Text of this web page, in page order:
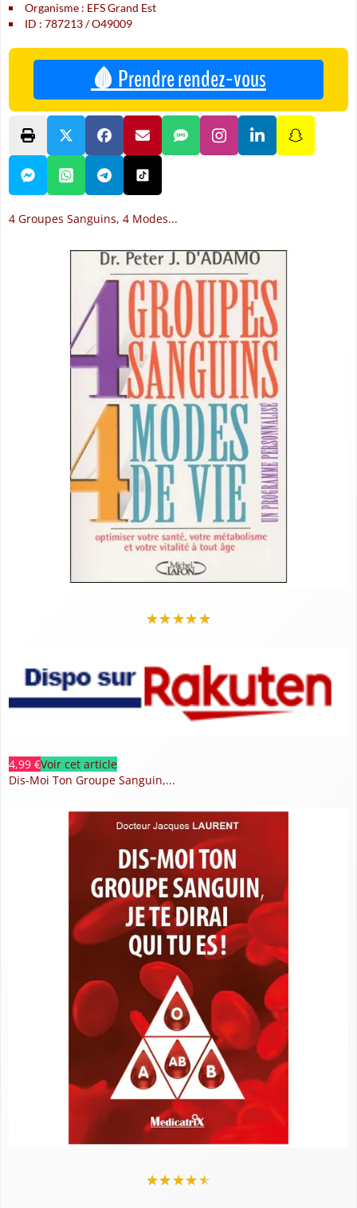
Organisme : EFS Grand Est
ID : 787213 / O49009
🩸 Prendre rendez-vous
4 Groupes Sanguins, 4 Modes...
★★★★★
4,99 €Voir cet article
Dis-Moi Ton Groupe Sanguin,...
★★★★★